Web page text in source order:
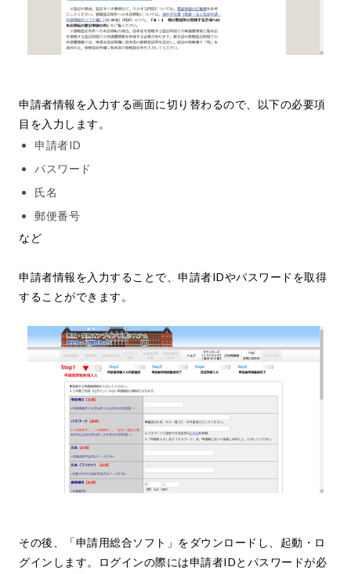
申請者情報を入力する画面に切り替わるので、以下の必要項
目を入力します。
申請者ID
パスワード
氏名
郵便番号
など
申請者情報を入力することで、申請者IDやパスワードを取得
することができます。
その後、「申請用総合ソフト」をダウンロードし、起動・ロ
グインします。ログインの際には申請者IDとパスワードが必